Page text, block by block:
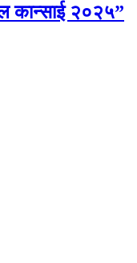
कान्साई २०२५”